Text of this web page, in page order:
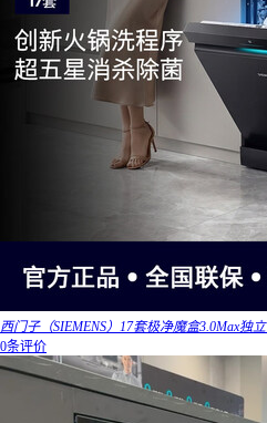
西门子（SIEMENS）17套极净魔盒3.0Max独
0条评价